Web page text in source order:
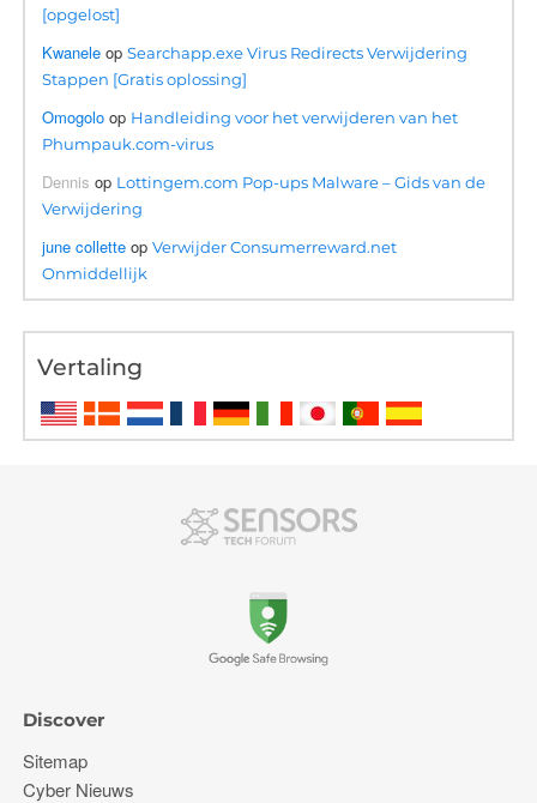
[opgelost]
Kwanele opSearchapp.exe Virus Redirects Verwijdering
Stappen [Gratis oplossing]
Omogolo op Handleiding voor het verwijderen van het
Phumpauk.com-virus
Dennis op Lottingem.com Pop-ups Malware – Gids van de
Verwijdering
june collette opVerwijder Consumerreward.net
Onmiddellijk
Vertaling
Discover
Sitemap
Cyber ​​Nieuws